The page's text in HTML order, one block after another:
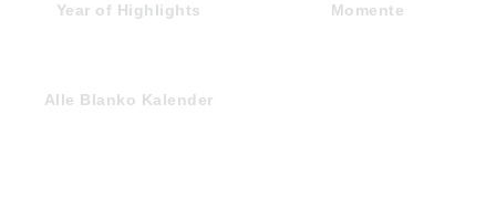
Year of Highlights Momente
Alle Blanko Kalender